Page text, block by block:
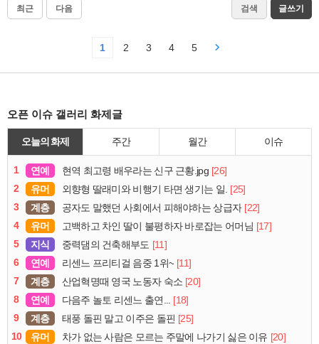
최근 다음 검색 글쓰기
1 2 3 4 5
오픈 이슈 갤러리 화제글
오늘의 화제 주간 월간 이슈
1 연예 현역 최고령 배우라는 신구 근황.jpg [26]
2
유머 외향형 딸래미와 비행기 타면 생기는 일. [25]
3
계층 공자도 말했던 사회에서 피해야하는 상급자 [22]
4
유머 고백하고 차인 딸이 불평하자 바로잡는 어머님 [17]
5
지식 중력댐의 건축해부도 [11]
6
연예 리센느 프리티걸 음중 1위~ [11]
7
계층 산업혁명때 영국 노동자 숙소 [20]
8
연예 다음주 놀토 리센느 출연... [18]
9
계층 태풍 돌핀 말고 이주은 돌핀 [25]
10
유머 차가 없는 사람은 모르는 주말에 나가기 싫은 이유 [20]